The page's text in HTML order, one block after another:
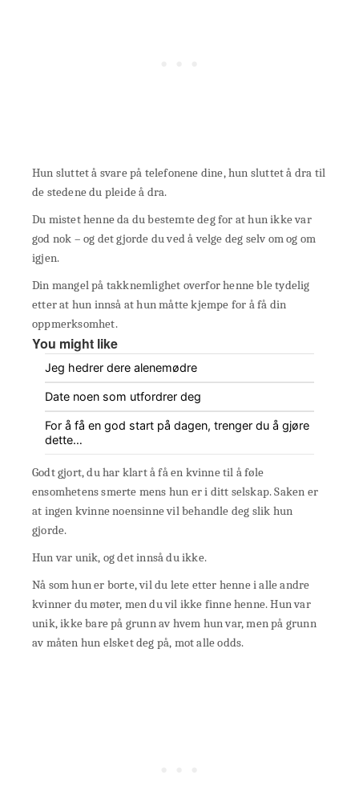
Hun sluttet å svare på telefonene dine, hun sluttet å dra til
de stedene du pleide å dra.
Du mistet henne da du bestemte deg for at hun ikke var
god nok – og det gjorde du ved å velge deg selv om og om
igjen.
Din mangel på takknemlighet overfor henne ble tydelig
etter at hun innså at hun måtte kjempe for å få din
oppmerksomhet.
You might like
Jeg hedrer dere alenemødre
Date noen som utfordrer deg
For å få en god start på dagen, trenger du å gjøre
dette…
Godt gjort, du har klart å få en kvinne til å føle
ensomhetens smerte mens hun er i ditt selskap. Saken er
at ingen kvinne noensinne vil behandle deg slik hun
gjorde.
Hun var unik, og det innså du ikke.
Nå som hun er borte, vil du lete etter henne i alle andre
kvinner du møter, men du vil ikke finne henne. Hun var
unik, ikke bare på grunn av hvem hun var, men på grunn
av måten hun elsket deg på, mot alle odds.